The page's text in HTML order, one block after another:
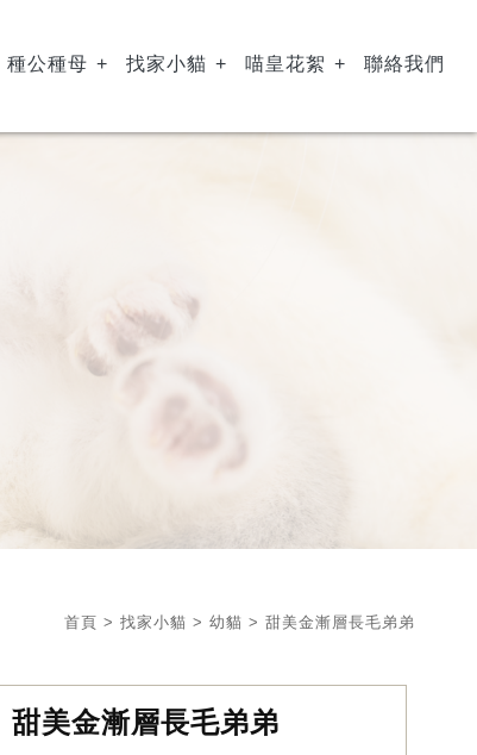
種公種母 找家小貓 喵皇花絮 聯絡我們
首頁 > 找家小貓 > 幼貓 > 甜美金漸層長毛弟弟
甜美金漸層長毛弟弟